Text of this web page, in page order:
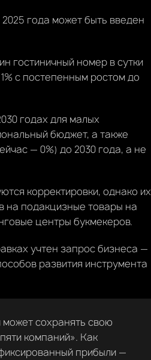
года может быть введен
гостиничный номер в сутки
с постепенным ростом до
годах для малых
бюджет, а также
— 0%) до 2030 года, а не
корректировки, однако их
на подакцизные товары на
центры букмекеров.
учтен запрос бизнеса —
развития инструмента
сохранять свою
компаний». Как
прибыли —